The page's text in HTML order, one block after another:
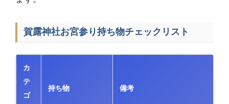
賀露神社お宮参り持ち物チェックリスト
カ
テ
ゴ
持ち物 備考